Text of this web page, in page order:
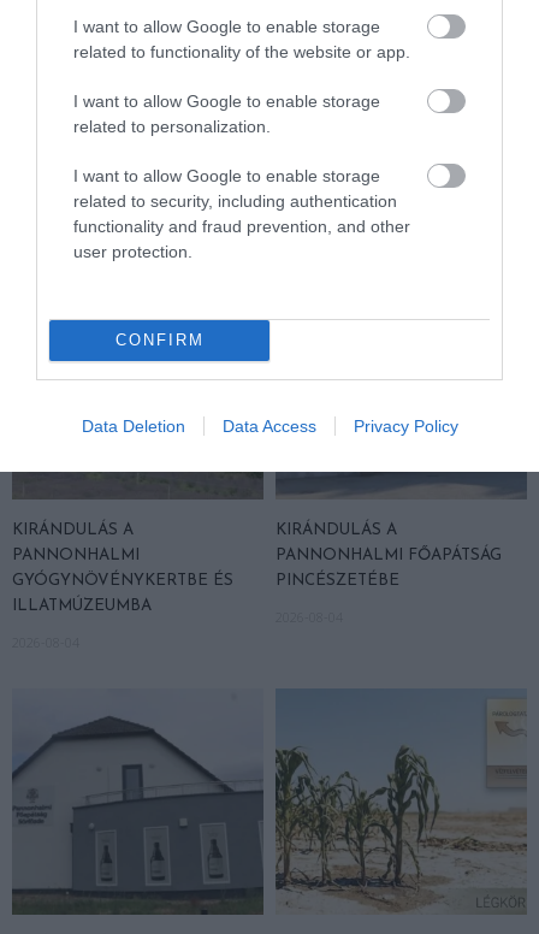
I want to allow Google to enable storage
related to functionality of the website or app.
I want to allow Google to enable storage
related to personalization.
I want to allow Google to enable storage
related to security, including authentication
functionality and fraud prevention, and other
user protection.
CONFIRM
Data Deletion Data Access Privacy Policy
2026-08-04
KIRÁNDULÁS PANNONHALMA
TALÁLKOZÁSA
2026-08-04
KIRÁNDULÁS A
PANNONHALMI
GYÓGYNÖVÉNYKERTBE ÉS
ILLATMÚZEUMBA
KIRÁNDULÁS A
PANNONHALMI FŐAPÁTSÁG
PINCÉSZETÉBE